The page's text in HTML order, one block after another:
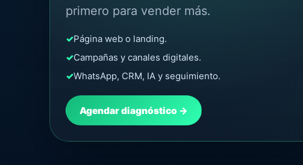
primero para vender más.
✓Página web o landing.
✓Campañas y canales digitales.
✓WhatsApp, CRM, IA y seguimiento.
Agendar diagnóstico →